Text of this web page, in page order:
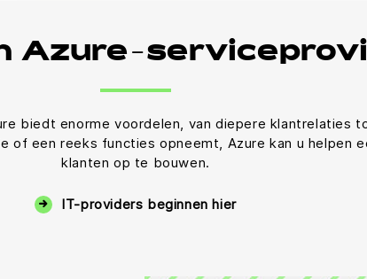
Azure-
biedt enorme voordelen, van diepere klantrelaties
of een reeks functies opneemt, Azure kan u helpen
klanten op te bouwen.
IT-providers beginnen hier